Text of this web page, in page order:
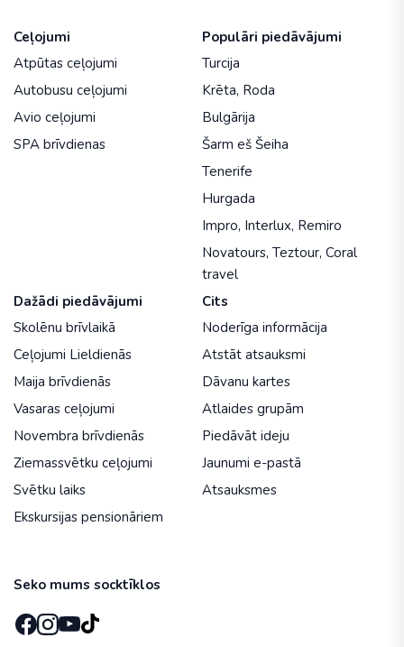
Ceļojumi
Atpūtas ceļojumi
Autobusu ceļojumi
Avio ceļojumi
SPA brīvdienas
Populāri piedāvājumi
Turcija
Krēta, Roda
Bulgārija
Šarm eš Šeiha
Tenerife
Hurgada
Impro, Interlux, Remiro
Novatours, Teztour, Coral
travel
Dažādi piedāvājumi
Skolēnu brīvlaikā
Ceļojumi Lieldienās
Maija brīvdienās
Vasaras ceļojumi
Novembra brīvdienās
Ziemassvētku ceļojumi
Svētku laiks
Ekskursijas pensionāriem
Cits
Noderīga informācija
Atstāt atsauksmi
Dāvanu kartes
Atlaides grupām
Piedāvāt ideju
Jaunumi e-pastā
Atsauksmes
Seko mums socktīklos